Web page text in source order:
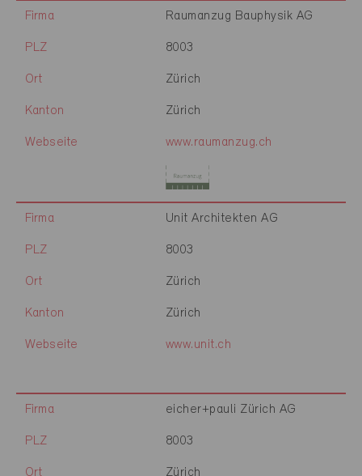
Firma Raumanzug Bauphysik AG
PLZ 8003
Ort Zürich
Kanton Zürich
Webseite www.raumanzug.ch
Firma Unit Architekten AG
PLZ 8003
Ort Zürich
Kanton Zürich
Webseite www.unit.ch
Firma eicher+pauli Zürich AG
PLZ 8003
Ort Zürich